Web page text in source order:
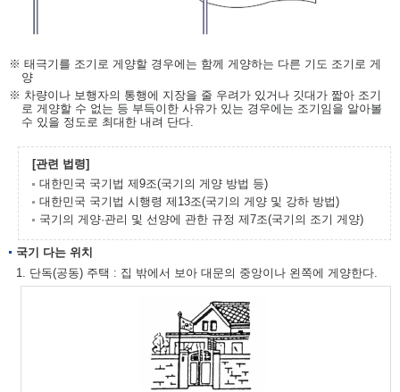
※ 태극기를 조기로 게양할 경우에는 함께 게양하는 다른 기도 조기로 게
양
※ 차량이나 보행자의 통행에 지장을 줄 우려가 있거나 깃대가 짧아 조기
로 게양할 수 없는 등 부득이한 사유가 있는 경우에는 조기임을 알아볼
수 있을 정도로 최대한 내려 단다.
[관련 법령]
대한민국 국기법 제9조(국기의 게양 방법 등)
대한민국 국기법 시행령 제13조(국기의 게양 및 강하 방법)
국기의 게양·관리 및 선양에 관한 규정 제7조(국기의 조기 게양)
국기 다는 위치
1. 단독(공동) 주택 : 집 밖에서 보아 대문의 중앙이나 왼쪽에 게양한다.